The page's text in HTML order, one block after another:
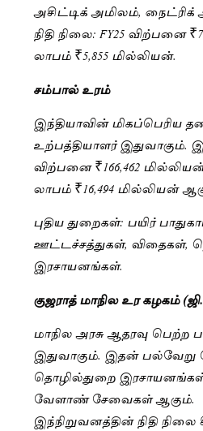
அசிட்டிக் அமிலம், நைட்ரிக்
நிதி நிலை: FY25 விற்பனை
லாபம் ₹5,855 மில்லியன்.
சம்பால் உரம்
இந்தியாவின் மிகப்பெரிய
உற்பத்தியாளர் இதுவாகும்.
விற்பனை ₹166,462
லாபம் ₹16,494 மில்லியன்
புதிய துறைகள்: பயிர்
ஊட்டச்சத்துகள், விதைகள்,
இரசாயனங்கள்.
குஜராத் மாநில உர கழகம்
மாநில அரசு ஆதரவு
இதுவாகும். இதன்
தொழில்துறை
வேளாண் சேவைகள் ஆகும்.
இந்நிறுவனத்தின் நிதி